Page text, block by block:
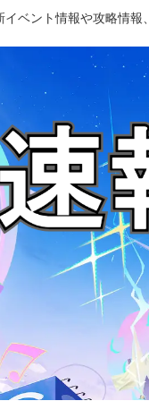
ベント情報や攻略情報